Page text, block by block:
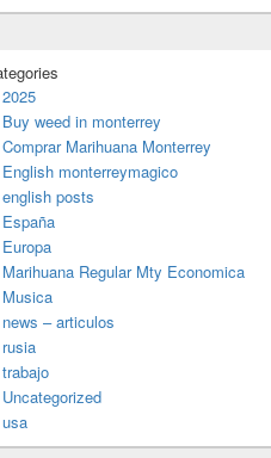
2025
Buy weed in monterrey
Comprar Marihuana Monterrey
English monterreymagico
english posts
España
Europa
Marihuana Regular Mty Economica
Musica
news – articulos
rusia
trabajo
Uncategorized
usa